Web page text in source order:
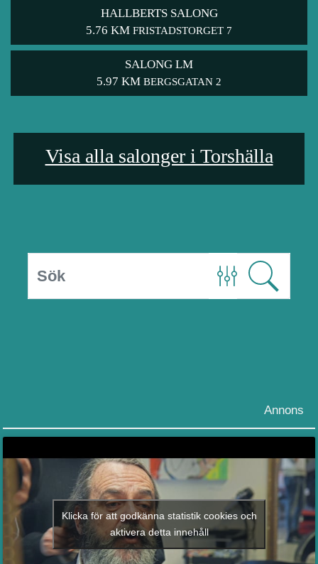
HALLBERTS SALONG
5.76 KM FRISTADSTORGET 7
SALONG LM
5.97 KM BERGSGATAN 2
Visa alla salonger i Torshälla
Annons
Klicka för att godkänna statistik cookies och
aktivera detta innehåll